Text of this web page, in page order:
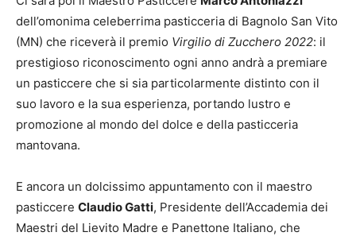
dell’omonima celeberrima pasticceria di Bagnolo San Vito
(MN) che riceverà il premio Virgilio di Zucchero 2022: il
prestigioso riconoscimento ogni anno andrà a premiare
un pasticcere che si sia particolarmente distinto con il
suo lavoro e la sua esperienza, portando lustro e
promozione al mondo del dolce e della pasticceria
mantovana.
E ancora un dolcissimo appuntamento con il maestro
pasticcere Claudio Gatti, Presidente dell’Accademia dei
Maestri del Lievito Madre e Panettone Italiano, che